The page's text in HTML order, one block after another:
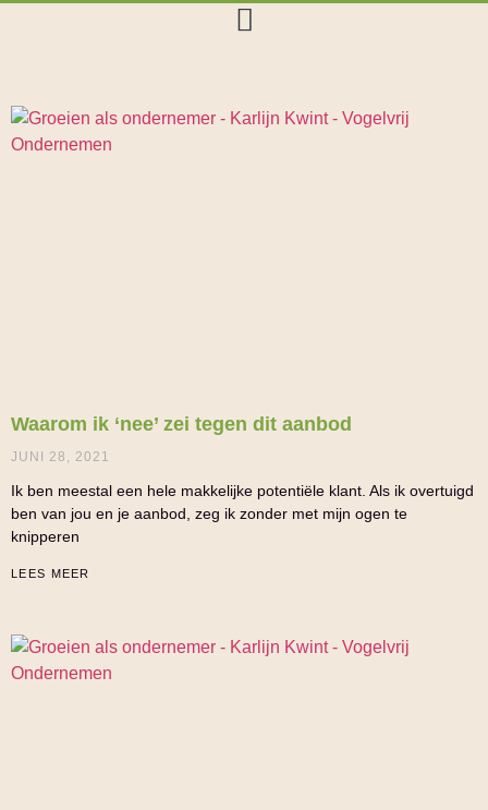
Waarom ik ‘nee’ zei tegen dit aanbod
JUNI 28, 2021
Ik ben meestal een hele makkelijke potentiële klant. Als ik overtuigd
ben van jou en je aanbod, zeg ik zonder met mijn ogen te
knipperen
LEES MEER